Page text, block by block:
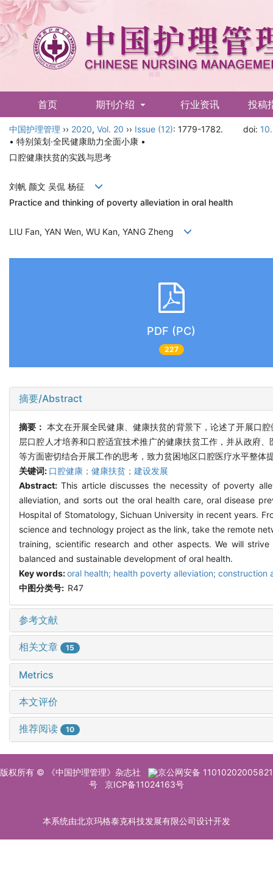
首页 期刊介绍 行业资讯 投稿
English
中国护理管理 ›› 2020, Vol. 20 ›› Issue (12): 1779-1782. doi:
• 特别策划·全民健康助力全面小康 •
口腔健康扶贫的实践与思考
刘帆 颜文 吴侃 杨征
Practice and thinking of poverty alleviation in oral health
LIU Fan, YAN Wen, WU Kan, YANG Zheng
PDF (PC)
227
摘要/Abstract
摘要： 本文在开展全民健康、健康扶贫的背景下，论述了开展口
层口腔人才培养和口腔适宜技术推广的健康扶贫工作，并从政府
等方面密切结合开展工作的思考，致力贫困地区口腔医疗水平整体
关键词: 口腔健康；健康扶贫；建设发展
Abstract: This article discusses the necessity of poverty
alleviation, and sorts out the oral health care, oral disease
Hospital of Stomatology, Sichuan University in recent years.
science and technology project as the link, take the remote
training, scientific research and other aspects. We will
balanced and sustainable development of oral health.
Key words:oral health; health poverty alleviation; construction
中图分类号: R47
参考文献
相关文章 15
Metrics
本文评价
推荐阅读 10
版权所有 © 《中国护理管理》杂志社
京公网安备 11010202005821
号
京ICP备11024163号
本系统由北京玛格泰克科技发展有限公司设计开发